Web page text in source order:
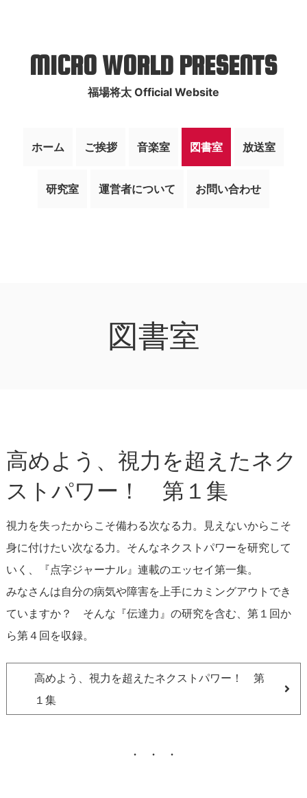
MICRO WORLD PRESENTS
福場将太 Official Website
ホーム ご挨拶 音楽室 図書室 放送室
研究室 運営者について お問い合わせ
図書室
高めよう、視力を超えたネク
ストパワー！ 第１集
視力を失ったからこそ備わる次なる力。見えないからこそ
身に付けたい次なる力。そんなネクストパワーを研究して
いく、『点字ジャーナル』連載のエッセイ第一集。
みなさんは自分の病気や障害を上手にカミングアウトでき
ていますか？ そんな『伝達力』の研究を含む、第１回か
ら第４回を収録。
高めよう、視力を超えたネクストパワー！ 第
１集